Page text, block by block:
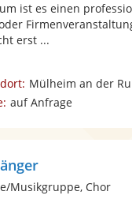
ist es einen
erst ...
Mülheim an der
auf Anfrage
Musikgruppe, Chor